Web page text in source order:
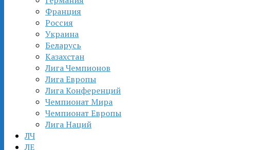
Франция
Россия
Украина
Беларусь
Казахстан
Лига Чемпионов
Лига Европы
Лига Конференций
Чемпионат Мира
Чемпионат Европы
Лига Наций
ЛЧ
ЛЕ